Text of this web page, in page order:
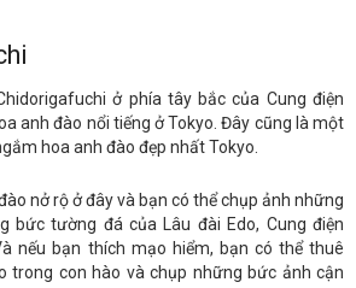
ở phía tây bắc của Cung điện
anh đào nổi tiếng ở Tokyo. Đây cũng là một
hoa anh đào đẹp nhất Tokyo.
nở rộ ở đây và bạn có thể chụp ảnh những
bức tường đá của Lâu đài Edo, Cung điện
nếu bạn thích mạo hiểm, bạn có thể thuê
trong con hào và chụp những bức ảnh cận